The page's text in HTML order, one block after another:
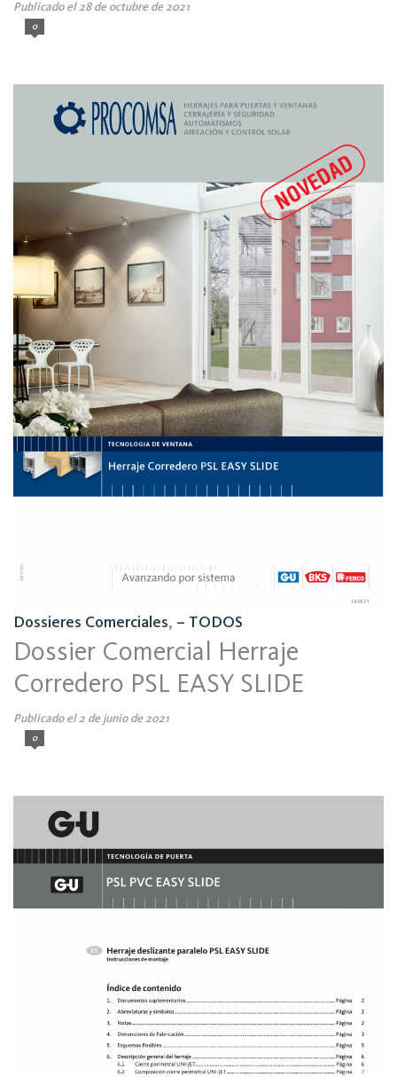
Publicado el 28 de octubre de 2021
0
Dossieres Comerciales, – TODOS
Dossier Comercial Herraje
Corredero PSL EASY SLIDE
Publicado el 2 de junio de 2021
0